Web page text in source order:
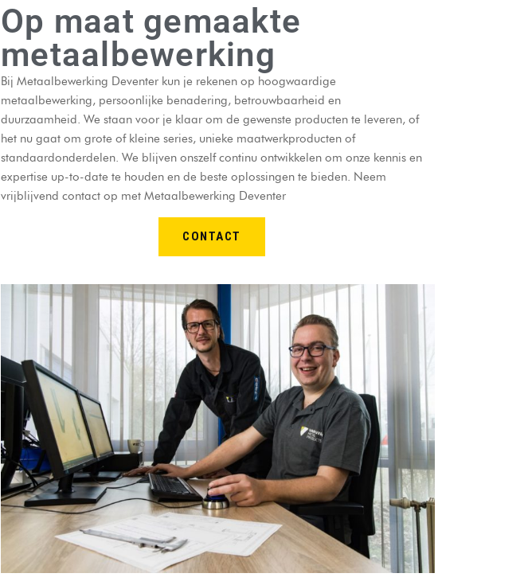
Op maat gemaakte
metaalbewerking
Bij Metaalbewerking Deventer kun je rekenen op hoogwaardige
metaalbewerking, persoonlijke benadering, betrouwbaarheid en
duurzaamheid. We staan voor je klaar om de gewenste producten te leveren, of
het nu gaat om grote of kleine series, unieke maatwerkproducten of
standaardonderdelen. We blijven onszelf continu ontwikkelen om onze kennis en
expertise up-to-date te houden en de beste oplossingen te bieden. Neem
vrijblijvend contact op met Metaalbewerking Deventer
CONTACT